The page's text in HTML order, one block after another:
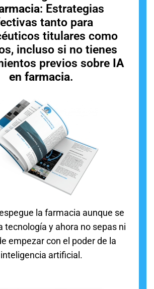
: Estrategias
tanto para
titulares como
incluso si no tienes
previos sobre IA
en farmacia.
la farmacia aunque se
tecnología y ahora no sepas ni
empezar con el poder de la
inteligencia artificial.